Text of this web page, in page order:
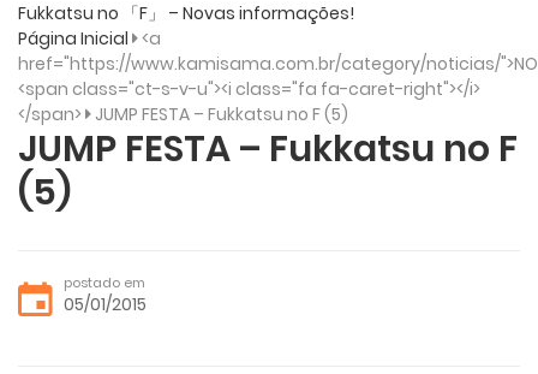
Fukkatsu no 「F」 – Novas informações!
Página Inicial <a
href="https://www.kamisama.com.br/category/noticias/
<span class="ct-s-v-u"><i class="fa fa-caret-right"></i>
</span> JUMP FESTA – Fukkatsu no F (5)
JUMP FESTA – Fukkatsu no F
(5)
postado em
05/01/2015